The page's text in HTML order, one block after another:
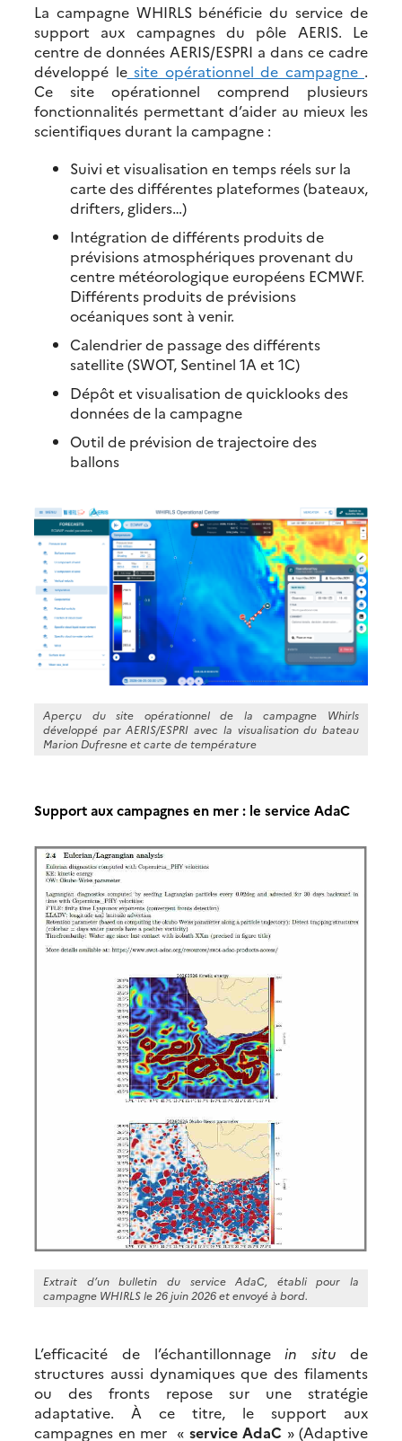
La campagne WHIRLS bénéficie du service de
support aux campagnes du pôle AERIS. Le
centre de données AERIS/ESPRI a dans ce cadre
développé lesite opérationnel de campagne .
Ce site opérationnel comprend plusieurs
fonctionnalités permettant d’aider au mieux les
scientifiques durant la campagne :
Suivi et visualisation en temps réels sur la
carte des différentes plateformes (bateaux,
drifters, gliders…)
Intégration de différents produits de
prévisions atmosphériques provenant du
centre météorologique européens ECMWF.
Différents produits de prévisions
océaniques sont à venir.
Calendrier de passage des différents
satellite (SWOT, Sentinel 1A et 1C)
Dépôt et visualisation de quicklooks des
données de la campagne
Outil de prévision de trajectoire des
ballons
Aperçu du site opérationnel de la campagne Whirls
développé par AERIS/ESPRI avec la visualisation du bateau
Marion Dufresne et carte de température
Support aux campagnes en mer : le service AdaC
Extrait d’un bulletin du service AdaC, établi pour la
campagne WHIRLS le 26 juin 2026 et envoyé à bord.
L’efficacité de l’échantillonnage in situ de
structures aussi dynamiques que des filaments
ou des fronts repose sur une stratégie
adaptative. À ce titre, le support aux
campagnes en mer « service AdaC » (Adaptive